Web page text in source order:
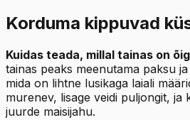
Korduma kippuvad
Kuidas teada, millal tainas on
tainas peaks meenutama paksu
mida on lihtne lusikaga laiali
murenev, lisage veidi puljongit, ja
juurde maisijahu.